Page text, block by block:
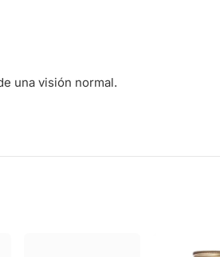
una visión normal.